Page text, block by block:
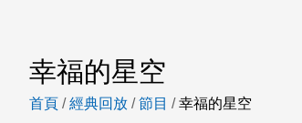
幸福的星空
首頁 /經典回放 /節目 /幸福的星空